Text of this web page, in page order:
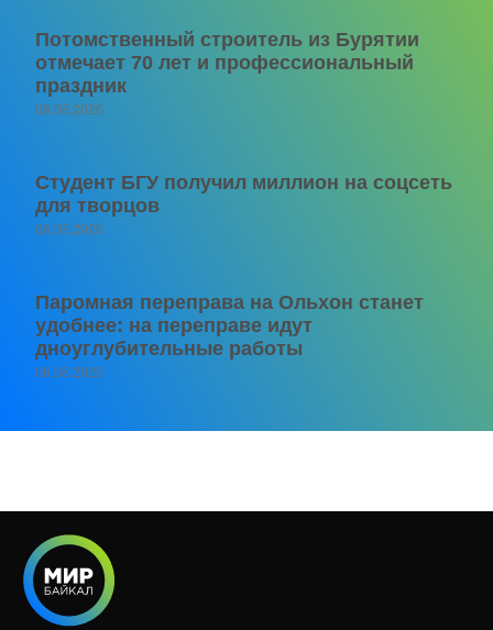
Потомственный строитель из Бурятии
отмечает 70 лет и профессиональный
праздник
06.08.2026
Студент БГУ получил миллион на соцсеть
для творцов
06.08.2026
Паромная переправа на Ольхон станет
удобнее: на переправе идут
дноуглубительные работы
06.08.2026